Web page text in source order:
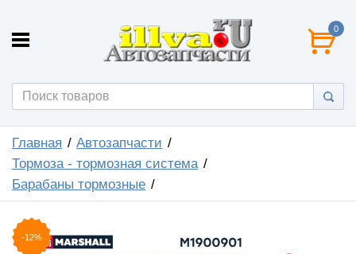
0
Главная
Автозапчасти
Тормоза - тормозная система
Барабаны тормозные
-12%